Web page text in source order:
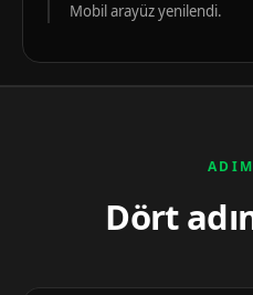
Mobil arayüz yenilendi.
Dört